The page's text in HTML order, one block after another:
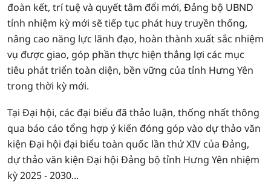
đoàn kết, trí tuệ và quyết tâm đổi mới, Đảng bộ UBND
tỉnh nhiệm kỳ mới sẽ tiếp tục phát huy truyền thống,
nâng cao năng lực lãnh đạo, hoàn thành xuất sắc nhiệm
vụ được giao, góp phần thực hiện thắng lợi các mục
tiêu phát triển toàn diện, bền vững của tỉnh Hưng Yên
trong thời kỳ mới.
Tại Đại hội, các đại biểu đã thảo luận, thống nhất thông
qua báo cáo tổng hợp ý kiến đóng góp vào dự thảo văn
kiện Đại hội đại biểu toàn quốc lần thứ XIV của Đảng,
dự thảo văn kiện Đại hội Đảng bộ tỉnh Hưng Yên nhiệm
kỳ 2025 - 2030...